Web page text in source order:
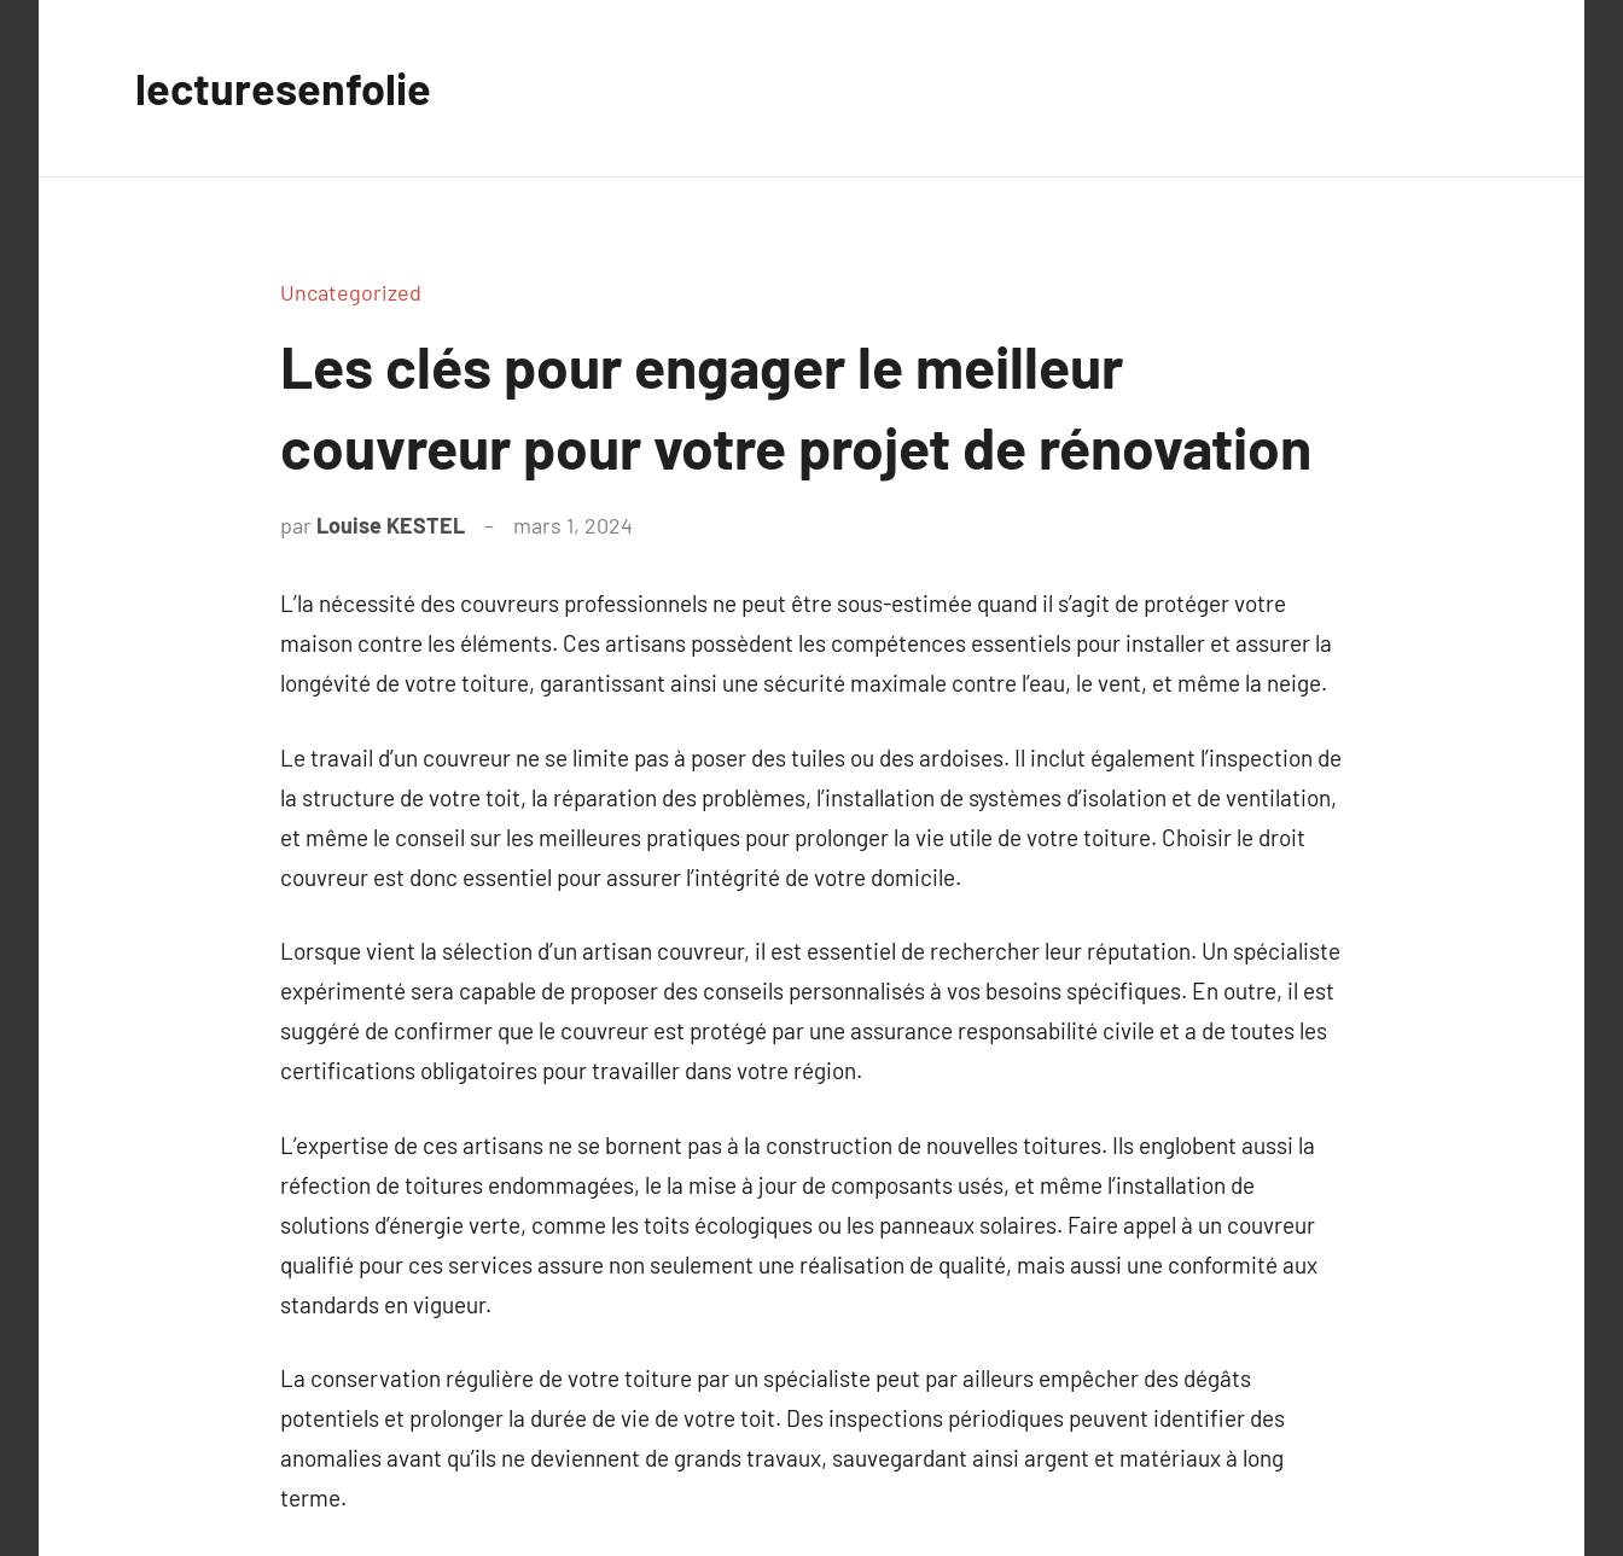
lecturesenfolie
Uncategorized
Les clés pour engager le meilleur
couvreur pour votre projet de rénovation
par Louise KESTEL mars 1, 2024
L’la nécessité des couvreurs professionnels ne peut être sous-estimée quand il s’agit de protéger votre
maison contre les éléments. Ces artisans possèdent les compétences essentiels pour installer et assurer la
longévité de votre toiture, garantissant ainsi une sécurité maximale contre l’eau, le vent, et même la neige.
Le travail d’un couvreur ne se limite pas à poser des tuiles ou des ardoises. Il inclut également l’inspection de
la structure de votre toit, la réparation des problèmes, l’installation de systèmes d’isolation et de ventilation,
et même le conseil sur les meilleures pratiques pour prolonger la vie utile de votre toiture. Choisir le droit
couvreur est donc essentiel pour assurer l’intégrité de votre domicile.
Lorsque vient la sélection d’un artisan couvreur, il est essentiel de rechercher leur réputation. Un spécialiste
expérimenté sera capable de proposer des conseils personnalisés à vos besoins spécifiques. En outre, il est
suggéré de confirmer que le couvreur est protégé par une assurance responsabilité civile et a de toutes les
certifications obligatoires pour travailler dans votre région.
L’expertise de ces artisans ne se bornent pas à la construction de nouvelles toitures. Ils englobent aussi la
réfection de toitures endommagées, le la mise à jour de composants usés, et même l’installation de
solutions d’énergie verte, comme les toits écologiques ou les panneaux solaires. Faire appel à un couvreur
qualifié pour ces services assure non seulement une réalisation de qualité, mais aussi une conformité aux
standards en vigueur.
La conservation régulière de votre toiture par un spécialiste peut par ailleurs empêcher des dégâts
potentiels et prolonger la durée de vie de votre toit. Des inspections périodiques peuvent identifier des
anomalies avant qu’ils ne deviennent de grands travaux, sauvegardant ainsi argent et matériaux à long
terme.